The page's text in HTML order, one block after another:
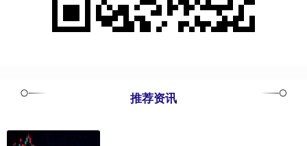
推荐资讯